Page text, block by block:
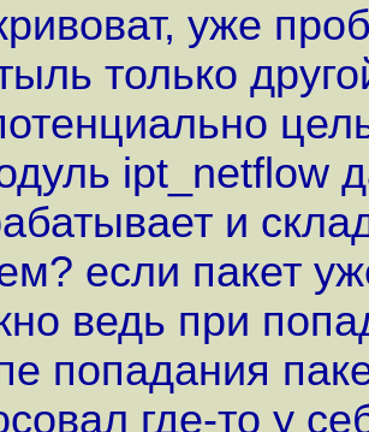
уже
только
ipt_netflow
и
если пакет
ведь при
попадания
где-то у